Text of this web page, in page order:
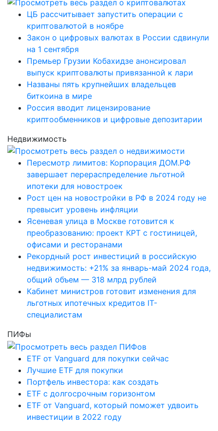
ЦБ рассчитывает запустить операции с
криптовалютой в ноябре
Закон о цифровых валютах в России сдвинули
на 1 сентября
Премьер Грузии Кобахидзе анонсировал
выпуск криптовалюты привязанной к лари
Названы пять крупнейших владельцев
биткоина в мире
Россия вводит лицензирование
криптообменников и цифровые депозитарии
Недвижимость
Пересмотр лимитов: Корпорация ДОМ.РФ
завершает перераспределение льготной
ипотеки для новостроек
Рост цен на новостройки в РФ в 2024 году не
превысит уровень инфляции
Ясеневая улица в Москве готовится к
преобразованию: проект КРТ с гостиницей,
офисами и ресторанами
Рекордный рост инвестиций в российскую
недвижимость: +21% за январь-май 2024 года,
общий объем — 318 млрд рублей
Кабинет министров готовит изменения для
льготных ипотечных кредитов IT-
специалистам
ПИФы
ETF от Vanguard для покупки сейчас
Лучшие ETF для покупки
Портфель инвестора: как создать
ETF с долгосрочным горизонтом
ETF от Vanguard, который поможет удвоить
инвестиции в 2022 году